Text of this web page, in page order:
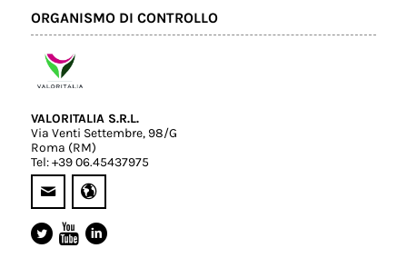
ORGANISMO DI CONTROLLO
VALORITALIA S.R.L.
Via Venti Settembre, 98/G
Roma (RM)
Tel: +39 06.45437975